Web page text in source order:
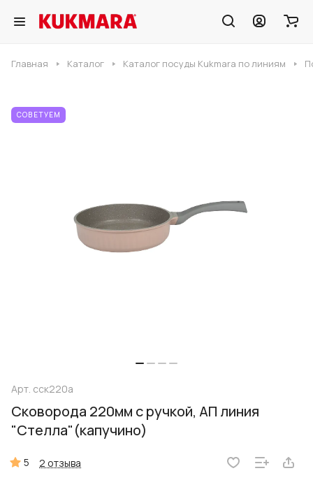
Главная Каталог Каталог посуды Kukmara по линиям
СОВЕТУЕМ
Арт. сск220а
Сковорода 220мм с ручкой, АП линия
"Стелла"(капучино)
5 2 отзыва